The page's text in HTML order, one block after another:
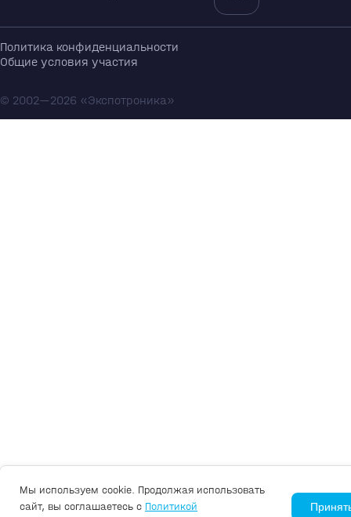
Политика конфиденциальности
Общие условия участия
© 2002—2026 «Экспотроника»
Мы используем cookie. Продолжая использовать
сайт, вы соглашаетесь с Политикой